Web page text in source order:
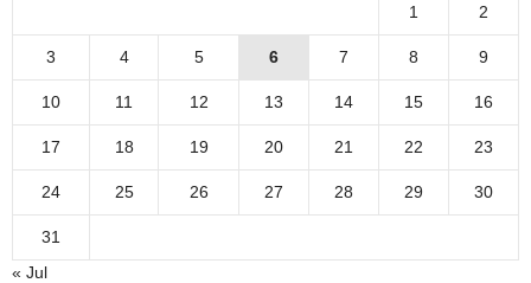
1 2
3 4 5 6 7 8 9
10 11 12 13 14 15 16
17 18 19 20 21 22 23
24 25 26 27 28 29 30
31
« Jul